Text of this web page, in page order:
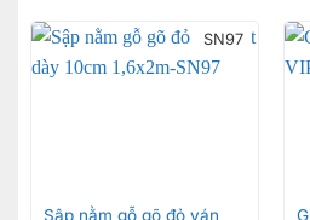
SN97
Sập nằm gỗ gõ đỏ ván